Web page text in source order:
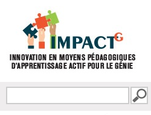
FORMULAIRE DE